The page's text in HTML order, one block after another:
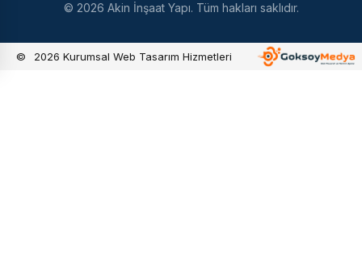
© 2026 Akin İnşaat Yapı. Tüm hakları saklıdır.
© 2026 Kurumsal Web Tasarım Hizmetleri